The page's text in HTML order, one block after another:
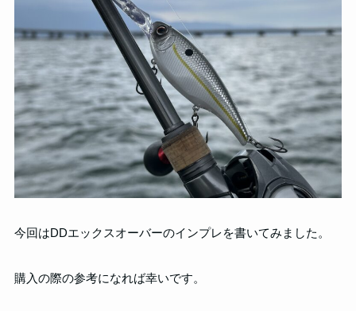
今回はDDエックスオーバーのインプレを書いてみました。
購入の際の参考になれば幸いです。